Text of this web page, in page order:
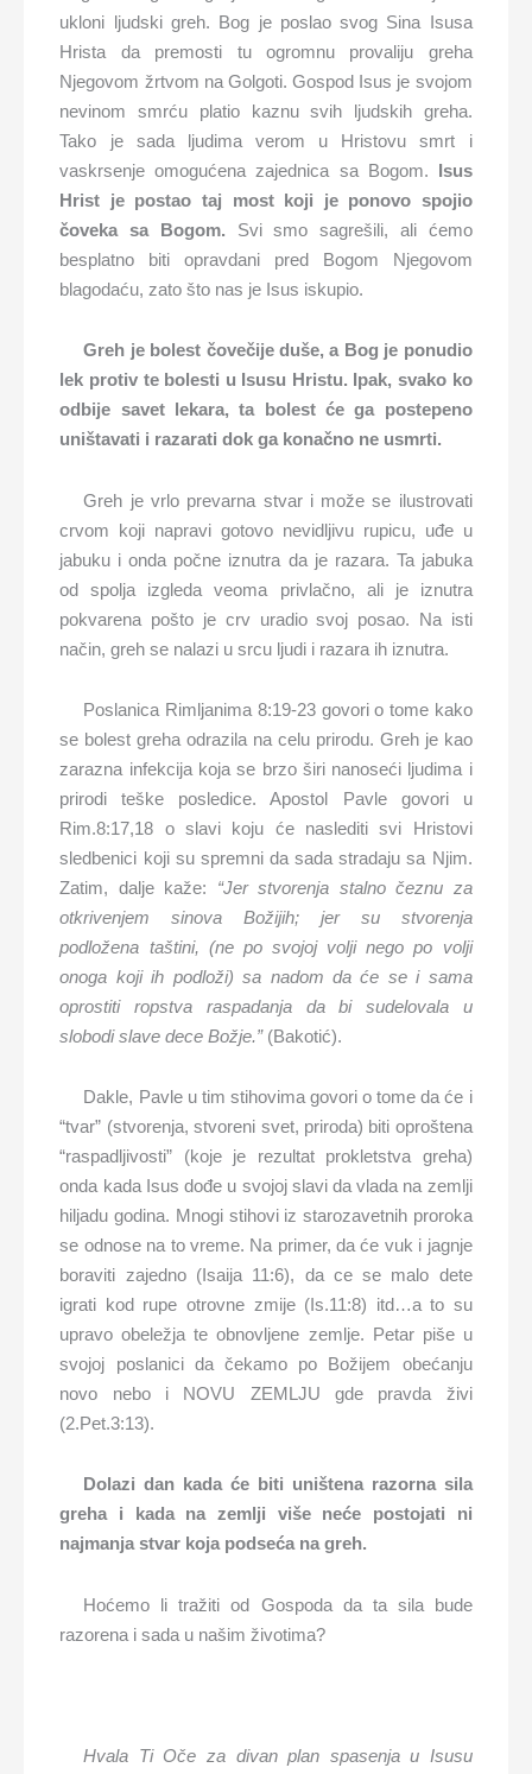
ukloni ljudski greh. Bog je poslao svog Sina Isusa
Hrista da premosti tu ogromnu provaliju greha
Njegovom žrtvom na Golgoti. Gospod Isus je svojom
nevinom smrću platio kaznu svih ljudskih greha.
Tako je sada ljudima verom u Hristovu smrt i
vaskrsenje omogućena zajednica sa Bogom. Isus
Hrist je postao taj most koji je ponovo spojio
čoveka sa Bogom. Svi smo sagrešili, ali ćemo
besplatno biti opravdani pred Bogom Njegovom
blagodaću, zato što nas je Isus iskupio.
Greh je bolest čovečije duše, a Bog je ponudio
lek protiv te bolesti u Isusu Hristu. Ipak, svako ko
odbije savet lekara, ta bolest će ga postepeno
uništavati i razarati dok ga konačno ne usmrti.
Greh je vrlo prevarna stvar i može se ilustrovati
crvom koji napravi gotovo nevidljivu rupicu, uđe u
jabuku i onda počne iznutra da je razara. Ta jabuka
od spolja izgleda veoma privlačno, ali je iznutra
pokvarena pošto je crv uradio svoj posao. Na isti
način, greh se nalazi u srcu ljudi i razara ih iznutra.
Poslanica Rimljanima 8:19-23 govori o tome kako
se bolest greha odrazila na celu prirodu. Greh je kao
zarazna infekcija koja se brzo širi nanoseći ljudima i
prirodi teške posledice. Apostol Pavle govori u
Rim.8:17,18 o slavi koju će naslediti svi Hristovi
sledbenici koji su spremni da sada stradaju sa Njim.
Zatim, dalje kaže: “Jer stvorenja stalno čeznu za
otkrivenjem sinova Božijih; jer su stvorenja
podložena taštini, (ne po svojoj volji nego po volji
onoga koji ih podloži) sa nadom da će se i sama
oprostiti ropstva raspadanja da bi sudelovala u
slobodi slave dece Božje.”(Bakotić).
Dakle, Pavle u tim stihovima govori o tome da će i
“tvar” (stvorenja, stvoreni svet, priroda) biti oproštena
“raspadljivosti” (koje je rezultat prokletstva greha)
onda kada Isus dođe u svojoj slavi da vlada na zemlji
hiljadu godina. Mnogi stihovi iz starozavetnih proroka
se odnose na to vreme. Na primer, da će vuk i jagnje
boraviti zajedno (Isaija 11:6), da ce se malo dete
igrati kod rupe otrovne zmije (Is.11:8) itd…a to su
upravo obeležja te obnovljene zemlje. Petar piše u
svojoj poslanici da čekamo po Božijem obećanju
novo nebo i NOVU ZEMLJU gde pravda živi
(2.Pet.3:13).
Dolazi dan kada će biti uništena razorna sila
greha i kada na zemlji više neće postojati ni
najmanja stvar koja podseća na greh.
Hoćemo li tražiti od Gospoda da ta sila bude
razorena i sada u našim životima?
Hvala Ti Oče za divan plan spasenja u Isusu